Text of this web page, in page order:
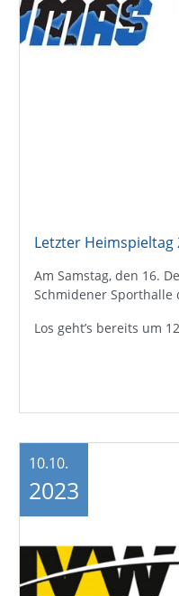
Am Samstag, den 16.
Schmidener Sporthalle
Los geht’s bereits um
10.10.
2023